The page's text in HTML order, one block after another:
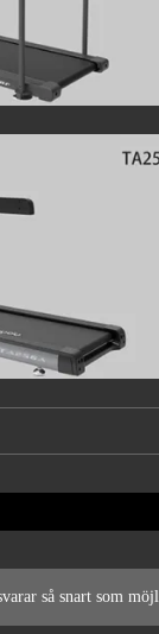
så snart som